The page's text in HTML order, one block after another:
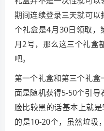
期间连续登录三天就可
个礼盒是4月30日领取
月2号，那么这三个礼盒
吧。
第一个礼盒和第三个礼
面是随机获得5-50个引
脸比较黑的话基本上就
的是10-20个，虽然垃圾